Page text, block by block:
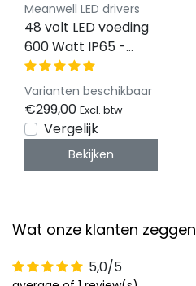
Meanwell LED drivers
48 volt LED voeding
600 Watt IP65 -
HLG-600H-48A
Varianten beschikbaar
€299,00 Excl. btw
Vergelijk
Bekijken
Wat onze klanten zeggen
5,0/5